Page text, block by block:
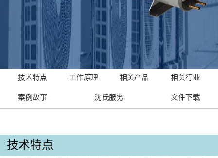
技术特点 工作原理 相关产品 相关行业
案例故事 沈氏服务 文件下载
技术特点